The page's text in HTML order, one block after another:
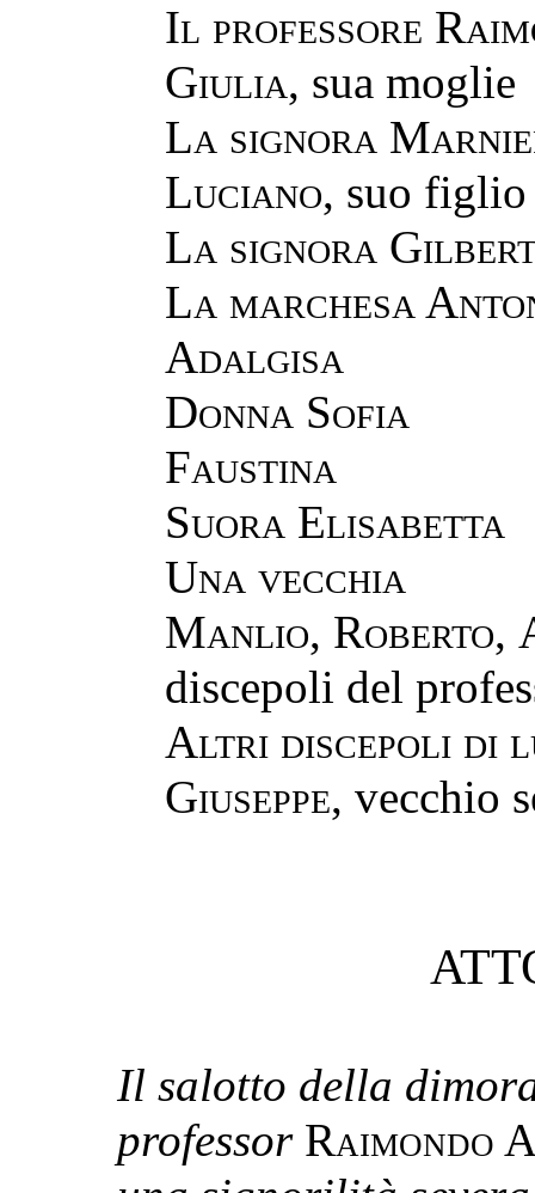
Il professore
Giulia, sua moglie
La signora
Luciano, suo figlio
La signora
La marchesa
Adalgisa
Donna Sofia
Faustina
Suora Elisabetta
Una vecchia
Manlio, Roberto,
discepoli del
Altri discepoli di
Giuseppe, vecchio
Il salotto della
professor Raimondo